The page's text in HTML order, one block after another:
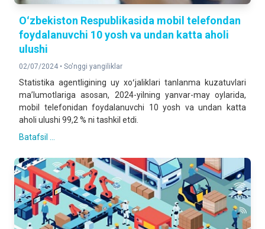
Oʻzbekiston Respublikasida mobil telefondan
foydalanuvchi 10 yosh va undan katta aholi
ulushi
02/07/2024 • So'nggi yangiliklar
Statistika agentligining uy xoʻjaliklari tanlanma kuzatuvlari
maʼlumotlariga asosan, 2024-yilning yanvar-may oylarida,
mobil telefonidan foydalanuvchi 10 yosh va undan katta
aholi ulushi 99,2 % ni tashkil etdi.
Batafsil ...